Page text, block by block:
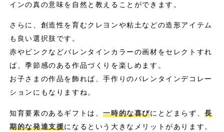
インの真の意味を自然と教えることができます。
さらに、創造性を育むクレヨンや粘土などの造形アイテム
も良い選択肢です。
赤やピンクなどバレンタインカラーの画材をセレクトすれ
ば、季節感のある作品づくりを楽しめます。
お子さまの作品を飾れば、手作りのバレンタインデコレー
ションにもなりますね。
知育要素のあるギフトは、一時的な喜びにとどまらず、長
期的な発達支援になるという大きなメリットがあります。